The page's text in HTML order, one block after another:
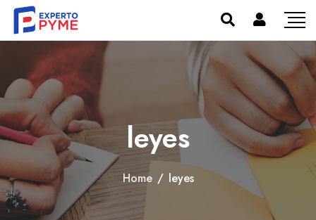
leyes
Home / leyes